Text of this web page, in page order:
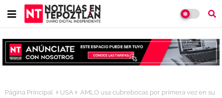
Página Principal USA
AMLO usa cubrebocas por primera vez en su